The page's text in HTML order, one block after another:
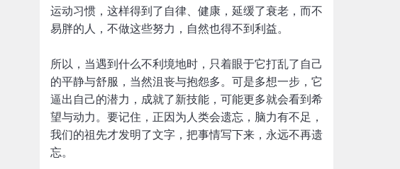
运动习惯，这样得到了自律、健康，延缓了衰老，而不
易胖的人，不做这些努力，自然也得不到利益。
所以，当遇到什么不利境地时，只着眼于它打乱了自己
的平静与舒服，当然沮丧与抱怨多。可是多想一步，它
逼出自己的潜力，成就了新技能，可能更多就会看到希
望与动力。要记住，正因为人类会遗忘，脑力有不足，
我们的祖先才发明了文字，把事情写下来，永远不再遗
忘。